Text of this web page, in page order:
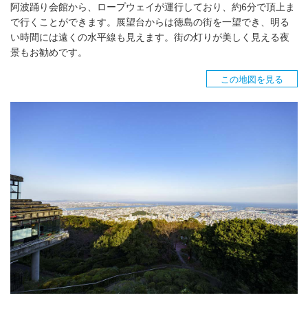
阿波踊り会館から、ロープウェイが運行しており、約6分で頂上ま
で行くことができます。展望台からは徳島の街を一望でき、明る
い時間には遠くの水平線も見えます。街の灯りが美しく見える夜
景もお勧めです。
この地図を見る